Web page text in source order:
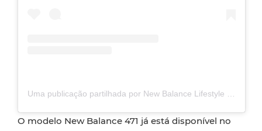
O modelo New Balance 471 já está disponível no